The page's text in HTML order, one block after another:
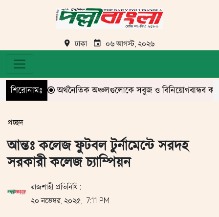
ঢাকা ০৬ আগস্ট, ২০২৬
শিরোনামঃঅর্থনৈতিক অঞ্চলগুলোকে সবুজ ও বিনিয়োগবান্ধব করার
প্রচ্ছদ
আন্তঃ কলেজ ফুটবল টুর্নামেন্টে সরদহ
সরকারী কলেজ চ্যাম্পিয়ন
রাজশাহী প্রতিনিধি :
২০ নভেম্বর, ২০২৫, 7:11 PM